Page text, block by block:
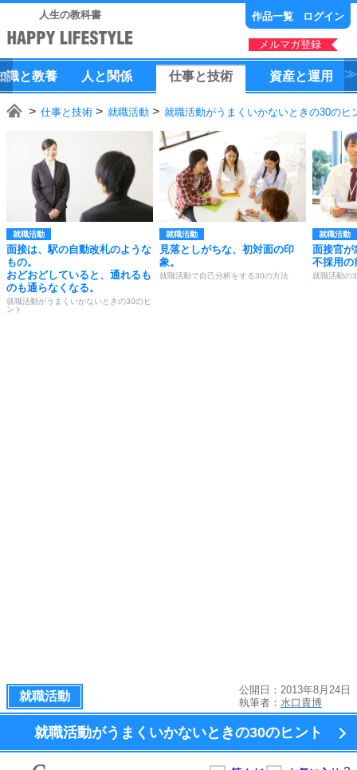
人生の教科書 作品一覧 ログイン
メルマガ登録
識と教養 人 と 関係 仕事と技術 資産と運用
仕事と技術 就職活動 就職活動がうまくいかないときの30のヒ
就職活動
面接は、駅の自動改札のような
もの。
おどおどしていると、通れるも
のも通らなくなる。
就職活動がうまくいかないときの30のヒ
ント
就職活動
見落としがちな、初対面の印
象。
就職活動で自己分析をする30の方法
就職活動
面接官が
不採用の
就職活動の
就職活動
公開日：2013年8月24日
執筆者： 水口貴博
就職活動がうまくいかないときの30のヒント